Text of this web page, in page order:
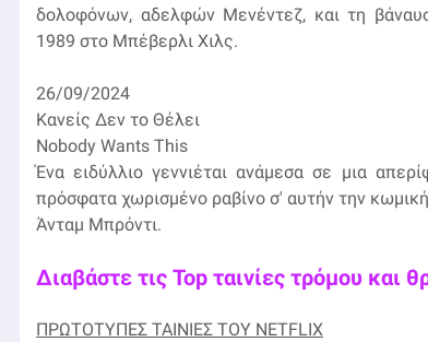
δολοφόνων, αδελφών Μενέντεζ, και τη
1989 στο Μπέβερλι Χιλς.
26/09/2024
Κανείς Δεν το Θέλει
Nobody Wants This
Ένα ειδύλλιο γεννιέται ανάμεσα σε μια
πρόσφατα χωρισμένο ραβίνο σ' αυτήν την
Άνταμ Μπρόντι.
Διαβάστε τις Top ταινίες τρόμου και
ΠΡΩΤΟΤΥΠΕΣ ΤΑΙΝΙΕΣ ΤΟΥ NETFLIX